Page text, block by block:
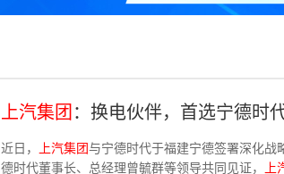
上汽集团 ：换电伙伴，首选宁德时
近日， 上汽集团与宁德时代于福建宁德签署深化战
德时代董事长、总经理曾毓群等领导共同见证，
上